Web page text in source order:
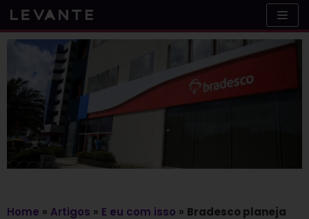
Skip
to
content
Home » Artigos » E eu com isso » Bradesco planeja